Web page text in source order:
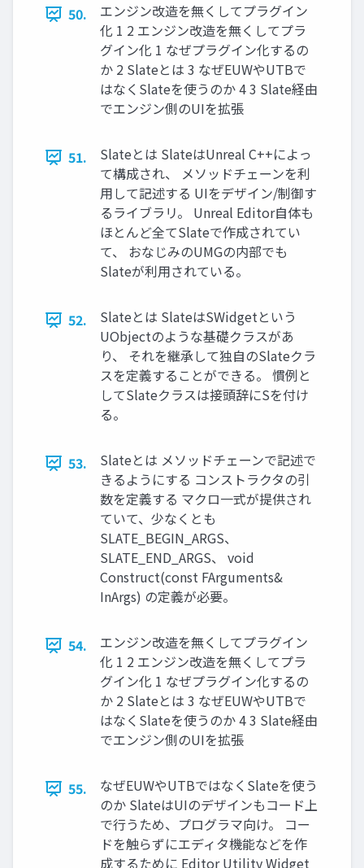
50.
エンジン改造を無くしてプラグイン
化 1 2 エンジン改造を無くしてプラ
グイン化 1 なぜプラグイン化するの
か 2 Slateとは 3 なぜEUWやUTBで
はなくSlateを使うのか 4 3 Slate経由
でエンジン側のUIを拡張
51.
Slateとは SlateはUnreal C++によっ
て構成され、 メソッドチェーンを利
用して記述する UIをデザイン/制御す
るライブラリ。 Unreal Editor自体も
ほとんど全てSlateで作成されてい
て、 おなじみのUMGの内部でも
Slateが利用されている。
52.
Slateとは SlateはSWidgetという
UObjectのような基礎クラスがあ
り、 それを継承して独自のSlateクラ
スを定義することができる。 慣例と
してSlateクラスは接頭辞にSを付け
る。
53.
Slateとは メソッドチェーンで記述で
きるようにする コンストラクタの引
数を定義する マクロ一式が提供され
ていて、少なくとも
SLATE_BEGIN_ARGS、
SLATE_END_ARGS、 void
Construct(const FArguments&
InArgs) の定義が必要。
54.
エンジン改造を無くしてプラグイン
化 1 2 エンジン改造を無くしてプラ
グイン化 1 なぜプラグイン化するの
か 2 Slateとは 3 なぜEUWやUTBで
はなくSlateを使うのか 4 3 Slate経由
でエンジン側のUIを拡張
55.
なぜEUWやUTBではなくSlateを使う
のか SlateはUIのデザインもコード上
で行うため、プログラマ向け。 コー
ドを触らずにエディタ機能などを作
成するために Editor Utility Widget